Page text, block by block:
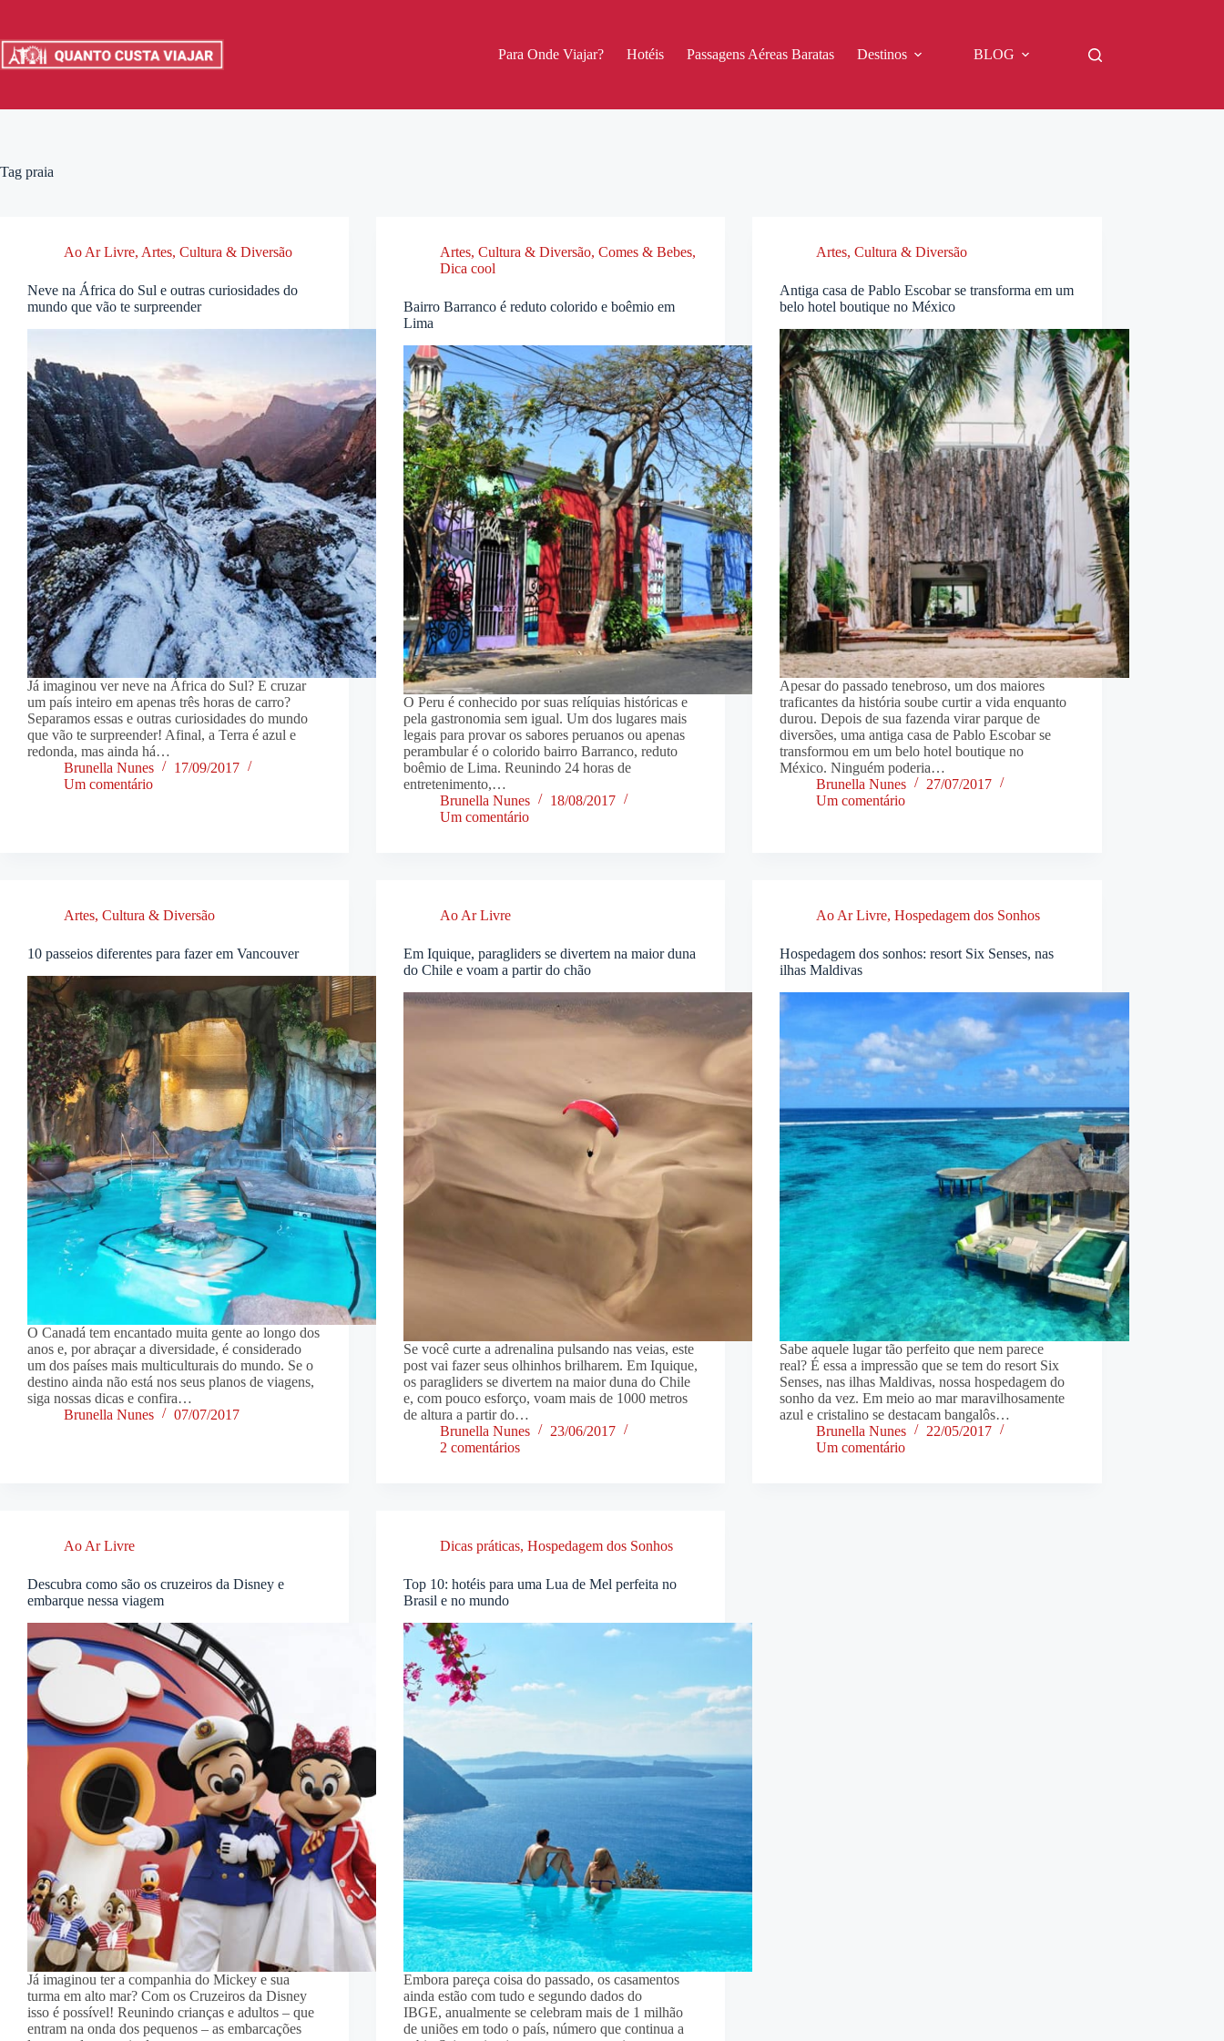
o
conteúdo
Para Onde Viajar? Hotéis Passagens Aéreas Baratas Destinos BLOG
Tag praia
Ao Ar Livre, Artes, Cultura & Diversão
Neve na África do Sul e outras curiosidades do
mundo que vão te surpreender
Já imaginou ver neve na África do Sul? E cruzar
um país inteiro em apenas três horas de carro?
Separamos essas e outras curiosidades do mundo
que vão te surpreender! Afinal, a Terra é azul e
redonda, mas ainda há…
Brunella Nunes
17/09/2017
Um comentário
Artes, Cultura & Diversão,Comes & Bebes,
Dica cool
Bairro Barranco é reduto colorido e boêmio em
Lima
O Peru é conhecido por suas relíquias históricas e
pela gastronomia sem igual. Um dos lugares mais
legais para provar os sabores peruanos ou apenas
perambular é o colorido bairro Barranco, reduto
boêmio de Lima. Reunindo 24 horas de
entretenimento,…
Brunella Nunes
18/08/2017
Um comentário
Artes, Cultura & Diversão
Antiga casa de Pablo Escobar se transforma em um
belo hotel boutique no México
Apesar do passado tenebroso, um dos maiores
traficantes da história soube curtir a vida enquanto
durou. Depois de sua fazenda virar parque de
diversões, uma antiga casa de Pablo Escobar se
transformou em um belo hotel boutique no
México. Ninguém poderia…
Brunella Nunes
27/07/2017
Um comentário
Artes, Cultura & Diversão
10 passeios diferentes para fazer em Vancouver
O Canadá tem encantado muita gente ao longo dos
anos e, por abraçar a diversidade, é considerado
um dos países mais multiculturais do mundo. Se o
destino ainda não está nos seus planos de viagens,
siga nossas dicas e confira…
Brunella Nunes
07/07/2017
Ao Ar Livre
Em Iquique, paragliders se divertem na maior duna
do Chile e voam a partir do chão
Se você curte a adrenalina pulsando nas veias, este
post vai fazer seus olhinhos brilharem. Em Iquique,
os paragliders se divertem na maior duna do Chile
e, com pouco esforço, voam mais de 1000 metros
de altura a partir do…
Brunella Nunes
23/06/2017
2 comentários
Ao Ar Livre,Hospedagem dos Sonhos
Hospedagem dos sonhos: resort Six Senses, nas
ilhas Maldivas
Sabe aquele lugar tão perfeito que nem parece
real? É essa a impressão que se tem do resort Six
Senses, nas ilhas Maldivas, nossa hospedagem do
sonho da vez. Em meio ao mar maravilhosamente
azul e cristalino se destacam bangalôs…
Brunella Nunes
22/05/2017
Um comentário
Ao Ar Livre
Descubra como são os cruzeiros da Disney e
embarque nessa viagem
Já imaginou ter a companhia do Mickey e sua
turma em alto mar? Com os Cruzeiros da Disney
isso é possível! Reunindo crianças e adultos – que
entram na onda dos pequenos – as embarcações
Dicas práticas,Hospedagem dos Sonhos
Top 10: hotéis para uma Lua de Mel perfeita no
Brasil e no mundo
Embora pareça coisa do passado, os casamentos
ainda estão com tudo e segundo dados do
IBGE, anualmente se celebram mais de 1 milhão
de uniões em todo o país, número que continua a